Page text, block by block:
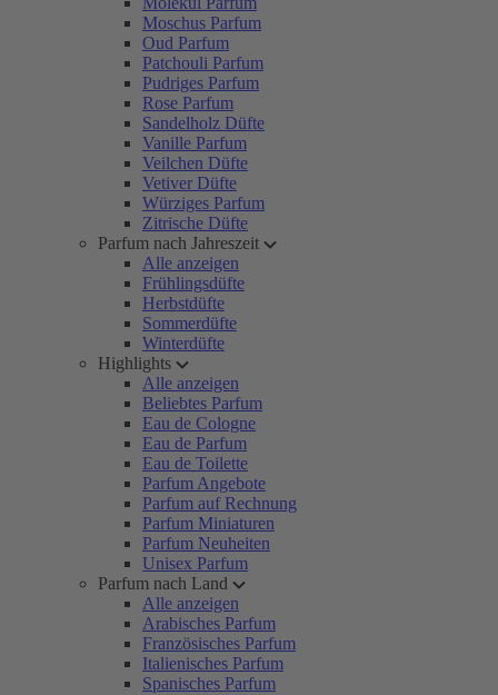
Moschus Parfum
Oud Parfum
Patchouli Parfum
Pudriges Parfum
Rose Parfum
Sandelholz Düfte
Vanille Parfum
Veilchen Düfte
Vetiver Düfte
Würziges Parfum
Zitrische Düfte
Parfum nach Jahreszeit
Alle anzeigen
Frühlingsdüfte
Herbstdüfte
Sommerdüfte
Winterdüfte
Highlights
Alle anzeigen
Beliebtes Parfum
Eau de Cologne
Eau de Parfum
Eau de Toilette
Parfum Angebote
Parfum auf Rechnung
Parfum Miniaturen
Parfum Neuheiten
Unisex Parfum
Parfum nach Land
Alle anzeigen
Arabisches Parfum
Französisches Parfum
Italienisches Parfum
Spanisches Parfum